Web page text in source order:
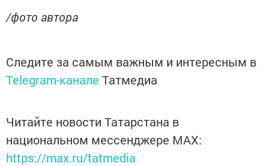
/фото автора
Следите за самым важным и интересным в
Telegram-канале Татмедиа
Читайте новости Татарстана в
национальном мессенджере MАХ:
https://max.ru/tatmedia